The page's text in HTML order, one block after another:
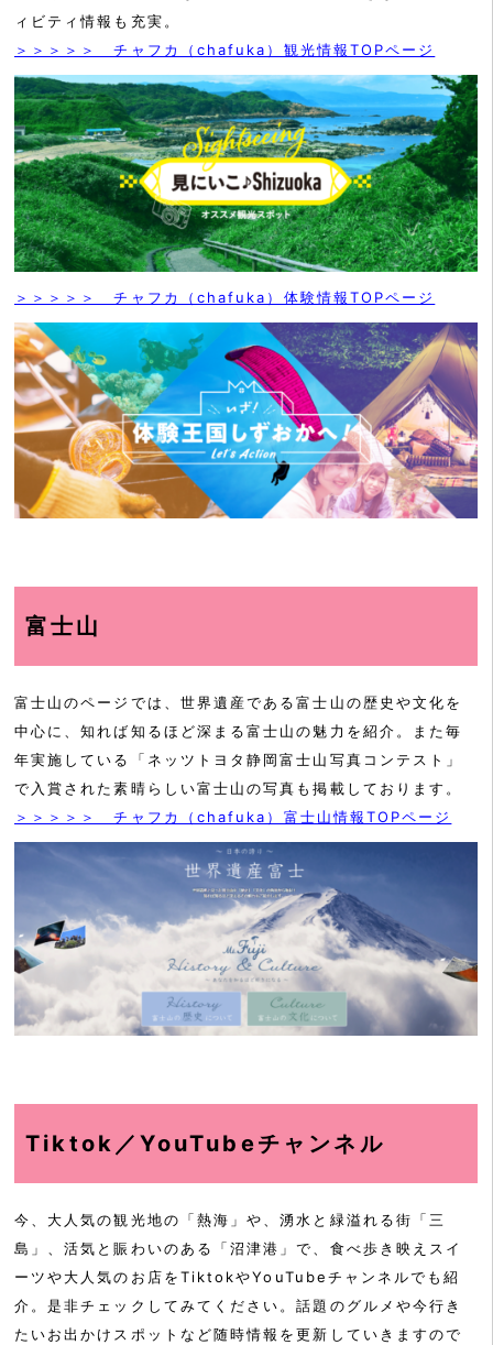
ィビティ情報も充実。
＞＞＞＞＞ チャフカ（chafuka）観光情報TOPページ
＞＞＞＞＞ チャフカ（chafuka）体験情報TOPページ
富士山
富士山のページでは、世界遺産である富士山の歴史や文化を
中心に、知れば知るほど深まる富士山の魅力を紹介。また毎
年実施している「ネッツトヨタ静岡富士山写真コンテスト」
で入賞された素晴らしい富士山の写真も掲載しております。
＞＞＞＞＞ チャフカ（chafuka）富士山情報TOPページ
Tiktok／YouTubeチャンネル
今、大人気の観光地の「熱海」や、湧水と緑溢れる街「三
島」、活気と賑わいのある「沼津港」で、食べ歩き映えスイ
ーツや大人気のお店をTiktokやYouTubeチャンネルでも紹
介。是非チェックしてみてください。話題のグルメや今行き
たいお出かけスポットなど随時情報を更新していきますので